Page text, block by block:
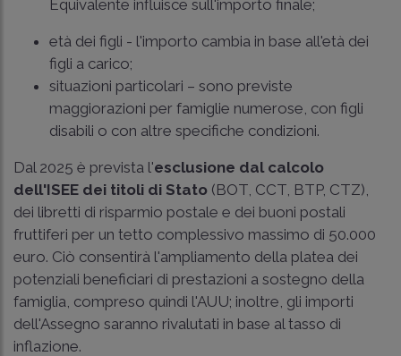
Equivalente influisce sull'importo finale;
età dei figli - l'importo cambia in base all'età dei
figli a carico;
situazioni particolari – sono previste
maggiorazioni per famiglie numerose, con figli
disabili o con altre specifiche condizioni.
Dal 2025 è prevista l'esclusione dal calcolo
dell'ISEE dei titoli di Stato (BOT, CCT, BTP, CTZ),
dei libretti di risparmio postale e dei buoni postali
fruttiferi per un tetto complessivo massimo di 50.000
euro. Ciò consentirà l'ampliamento della platea dei
potenziali beneficiari di prestazioni a sostegno della
famiglia, compreso quindi l'AUU; inoltre, gli importi
dell'Assegno saranno rivalutati in base al tasso di
inflazione.